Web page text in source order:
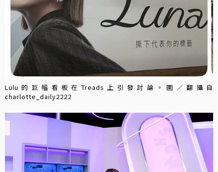
Lulu的巨幅看板在Treads上引發討論。圖／翻攝自
charlotte_daily2222